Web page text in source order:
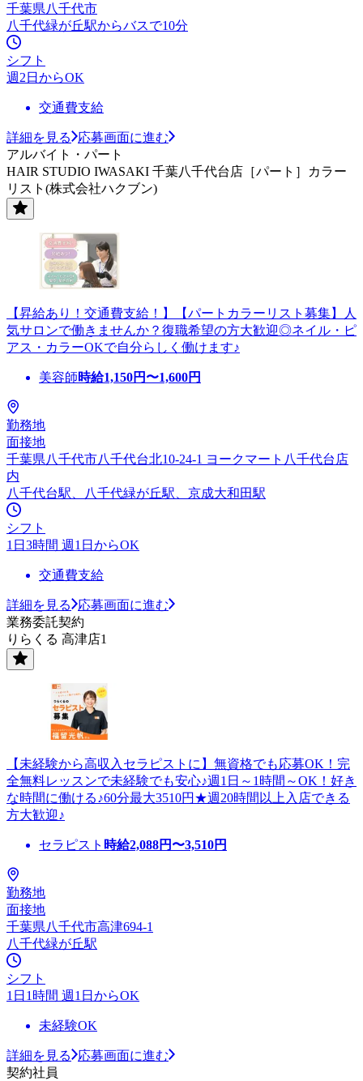
千葉県八千代市
八千代緑が丘駅からバスで10分
シフト
週2日からOK
交通費支給
詳細を見る
応募画面に進む
アルバイト・パート
HAIR STUDIO IWASAKI 千葉八千代台店［パート］カラー
リスト(株式会社ハクブン)
【昇給あり！交通費支給！】【パートカラーリスト募集】人
気サロンで働きませんか？復職希望の方大歓迎◎ネイル・ピ
アス・カラーOKで自分らしく働けます♪
美容師時給1,150円〜1,600円
勤務地
面接地
千葉県八千代市八千代台北10-24-1 ヨークマート八千代台店
内
八千代台駅、八千代緑が丘駅、京成大和田駅
シフト
1日3時間 週1日からOK
交通費支給
詳細を見る
応募画面に進む
業務委託契約
りらくる 高津店1
【未経験から高収入セラピストに】無資格でも応募OK！完
全無料レッスンで未経験でも安心♪週1日～1時間～OK！好き
な時間に働ける♪60分最大3510円★週20時間以上入店できる
方大歓迎♪
セラピスト 時給2,088円〜3,510円
勤務地
面接地
千葉県八千代市高津694-1
八千代緑が丘駅
シフト
1日1時間 週1日からOK
未経験OK
詳細を見る
応募画面に進む
契約社員